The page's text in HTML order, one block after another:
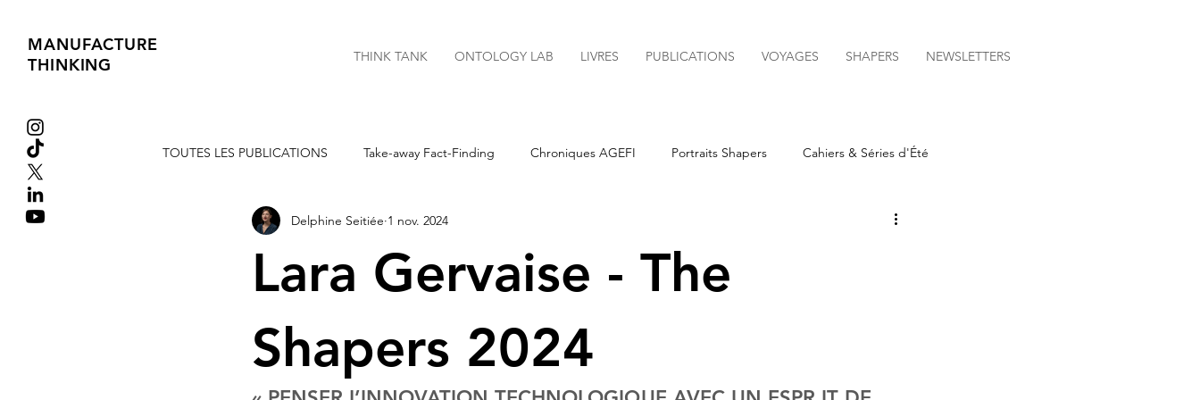
MANUFACTURE
THINKING
THINK TANK ONTOLOGY LAB LIVRES PUBLICATIONS VOYAGES SHAPERS NEWSLETTERS
TOUTES LES PUBLICATIONS Take-away Fact-Finding Chroniques AGEFI Portraits Shapers Cahiers & Séries d'Été
Extraits de Livres Tribune libre Newsletters
Lara Gervaise - The
Shapers 2024
Delphine Seitiée 1 nov. 2024